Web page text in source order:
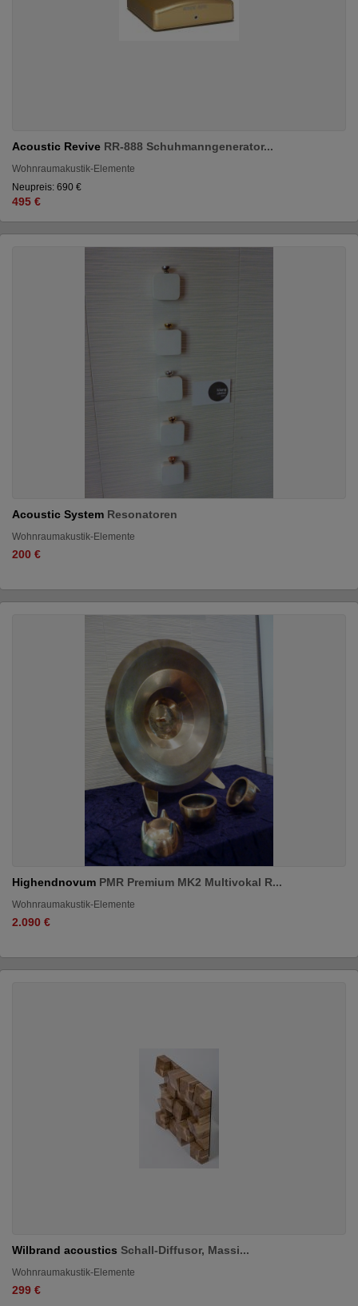
Acoustic Revive RR-888 Schuhmanngenerator...
Wohnraumakustik-Elemente
Neupreis: 690 €
495 €
Acoustic System Resonatoren
Wohnraumakustik-Elemente
200 €
Highendnovum PMR Premium MK2 Multivokal R...
Wohnraumakustik-Elemente
2.090 €
Wilbrand acoustics Schall-Diffusor, Massi...
Wohnraumakustik-Elemente
299 €